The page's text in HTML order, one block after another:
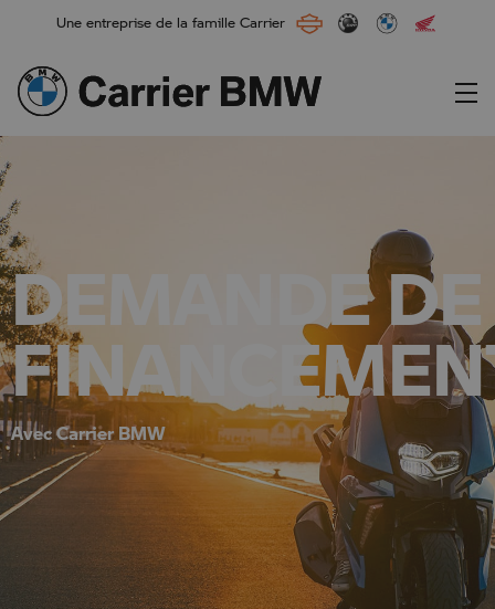
Une entreprise de la famille Carrier
Main Navigation
DEMANDE DE
Avec Carrier BMW